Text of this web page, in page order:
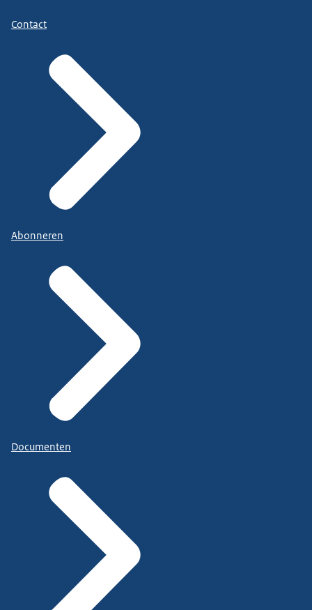
Contact
Abonneren
Documenten